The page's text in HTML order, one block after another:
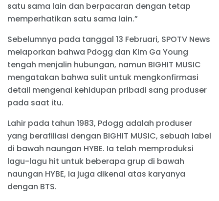
satu sama lain dan berpacaran dengan tetap
memperhatikan satu sama lain.”
Sebelumnya pada tanggal 13 Februari, SPOTV News
melaporkan bahwa Pdogg dan Kim Ga Young
tengah menjalin hubungan, namun BIGHIT MUSIC
mengatakan bahwa sulit untuk mengkonfirmasi
detail mengenai kehidupan pribadi sang produser
pada saat itu.
Lahir pada tahun 1983, Pdogg adalah produser
yang berafiliasi dengan BIGHIT MUSIC, sebuah label
di bawah naungan HYBE. Ia telah memproduksi
lagu-lagu hit untuk beberapa grup di bawah
naungan HYBE, ia juga dikenal atas karyanya
dengan BTS.